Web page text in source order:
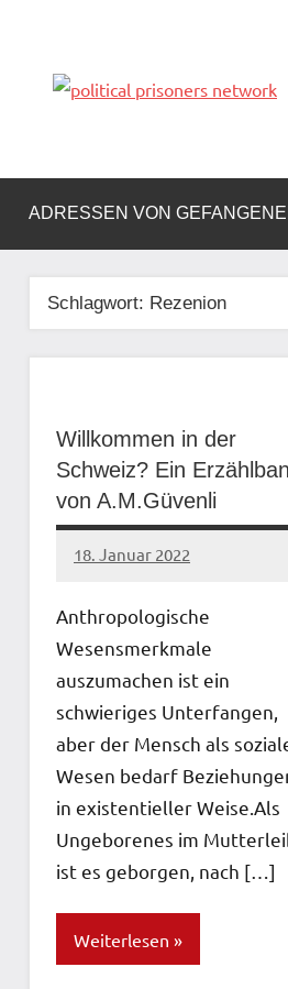
springen
ADRESSEN VON
Schlagwort: Rezenion
Willkommen in der
Schweiz? Ein
von A.M.Güvenli
18. Januar 2022
network
Anthropologische
Wesensmerkmale
auszumachen ist ein
schwieriges Unterfangen,
aber der Mensch als
Wesen bedarf
in existentieller Weise.Als
Ungeborenes im
ist es geborgen, nach […]
Weiterlesen